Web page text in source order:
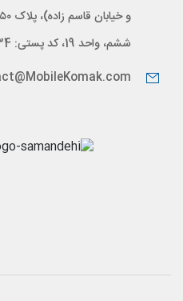
ششم، واحد 19، کد پستی: 1646668634